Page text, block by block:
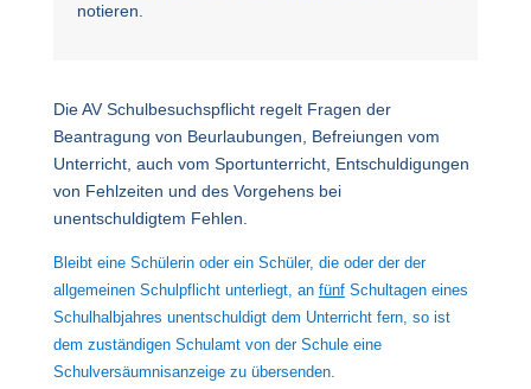
notieren.
Die AV Schulbesuchspflicht regelt Fragen der
Beantragung von Beurlaubungen, Befreiungen vom
Unterricht, auch vom Sportunterricht, Entschuldigungen
von Fehlzeiten und des Vorgehens bei
unentschuldigtem Fehlen.
Bleibt eine Schülerin oder ein Schüler, die oder der der
allgemeinen Schulpflicht unterliegt, an fünfSchultagen eines
Schulhalbjahres unentschuldigt dem Unterricht fern, so ist
dem zuständigen Schulamt von der Schule eine
Schulversäumnisanzeige zu übersenden.